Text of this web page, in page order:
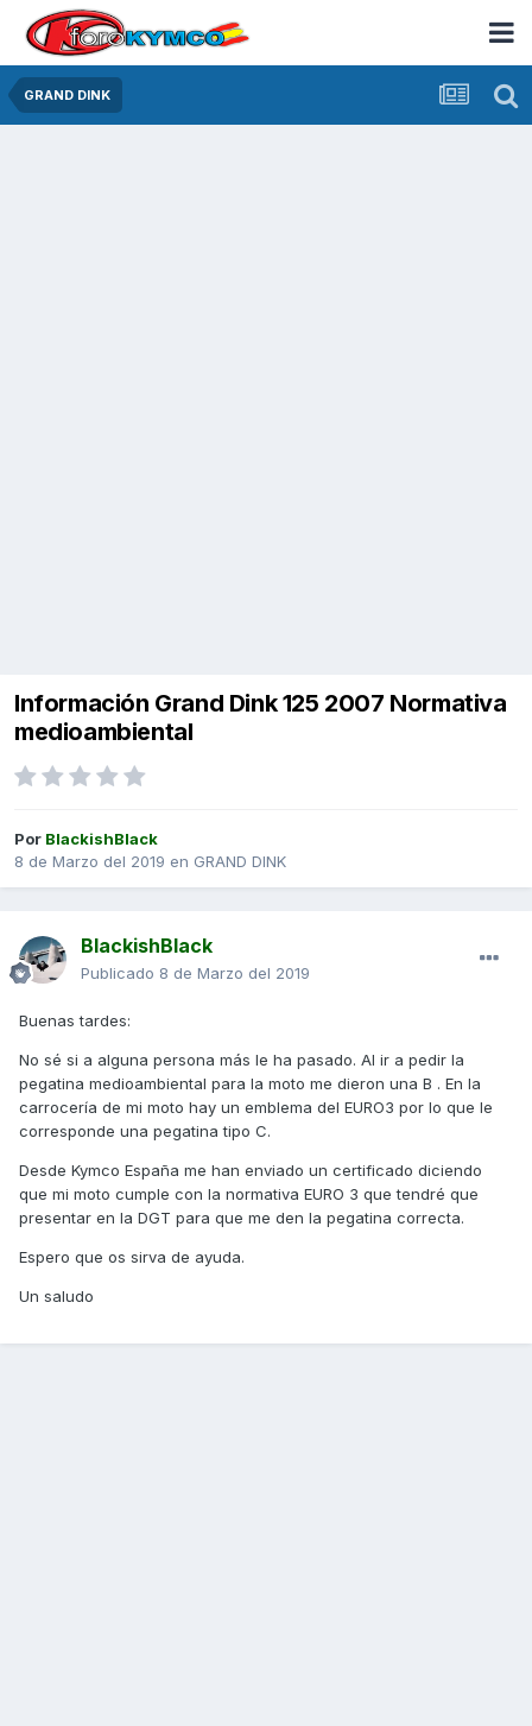
GRAND DINK
Información Grand Dink 125 2007 Normativa
medioambiental
Por BlackishBlack
8 de Marzo del 2019 en GRAND DINK
BlackishBlack
Publicado 8 de Marzo del 2019
Buenas tardes:
No sé si a alguna persona más le ha pasado. Al ir a pedir la
pegatina medioambiental para la moto me dieron una B . En la
carrocería de mi moto hay un emblema del EURO3 por lo que le
corresponde una pegatina tipo C.
Desde Kymco España me han enviado un certificado diciendo
que mi moto cumple con la normativa EURO 3 que tendré que
presentar en la DGT para que me den la pegatina correcta.
Espero que os sirva de ayuda.
Un saludo